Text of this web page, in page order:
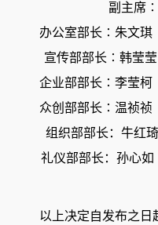
副主席
办公室部长∶朱文琪
宣传部部长∶韩莹莹
企业部部长∶李莹柯
众创部部长∶温祯祯
组织部部长：牛红琦
礼仪部部长：孙心如
以上决定自发布之日起